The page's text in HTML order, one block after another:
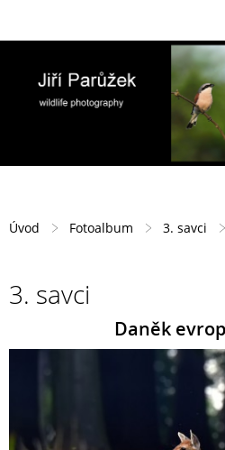
Úvod Fotoalbum 3. savci
3. savci
Daněk